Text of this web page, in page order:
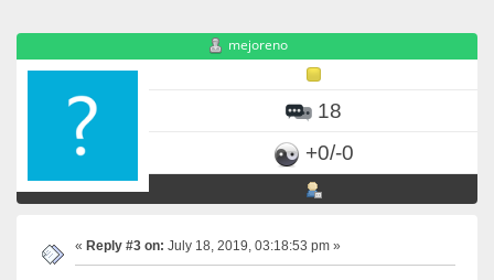
mejoreno
18
+0/-0
« Reply #3 on: July 18, 2019, 03:18:53 pm »